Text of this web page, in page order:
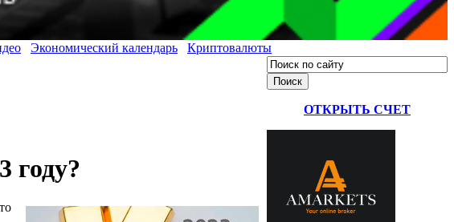
Экономический календарь Криптовалюты
году?
ОТКРЫТЬ СЧЕТ